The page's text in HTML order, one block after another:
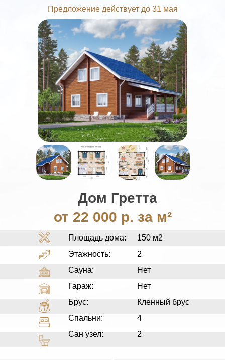
Предложение действует до 31 мая
Дом Гретта
Площадь дома:
Этажность:
Сауна:
Гараж:
Брус:
Спальни:
Сан узел:
150 м2
2
Нет
Нет
Кленный брус
4
2
от 22 000 р. за м²